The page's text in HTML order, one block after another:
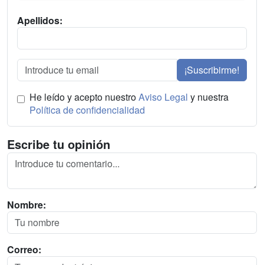
Apellidos:
¡Suscribirme!
He leído y acepto nuestroAviso Legal y nuestra
Política de confidencialidad
Escribe tu opinión
Nombre:
Correo: